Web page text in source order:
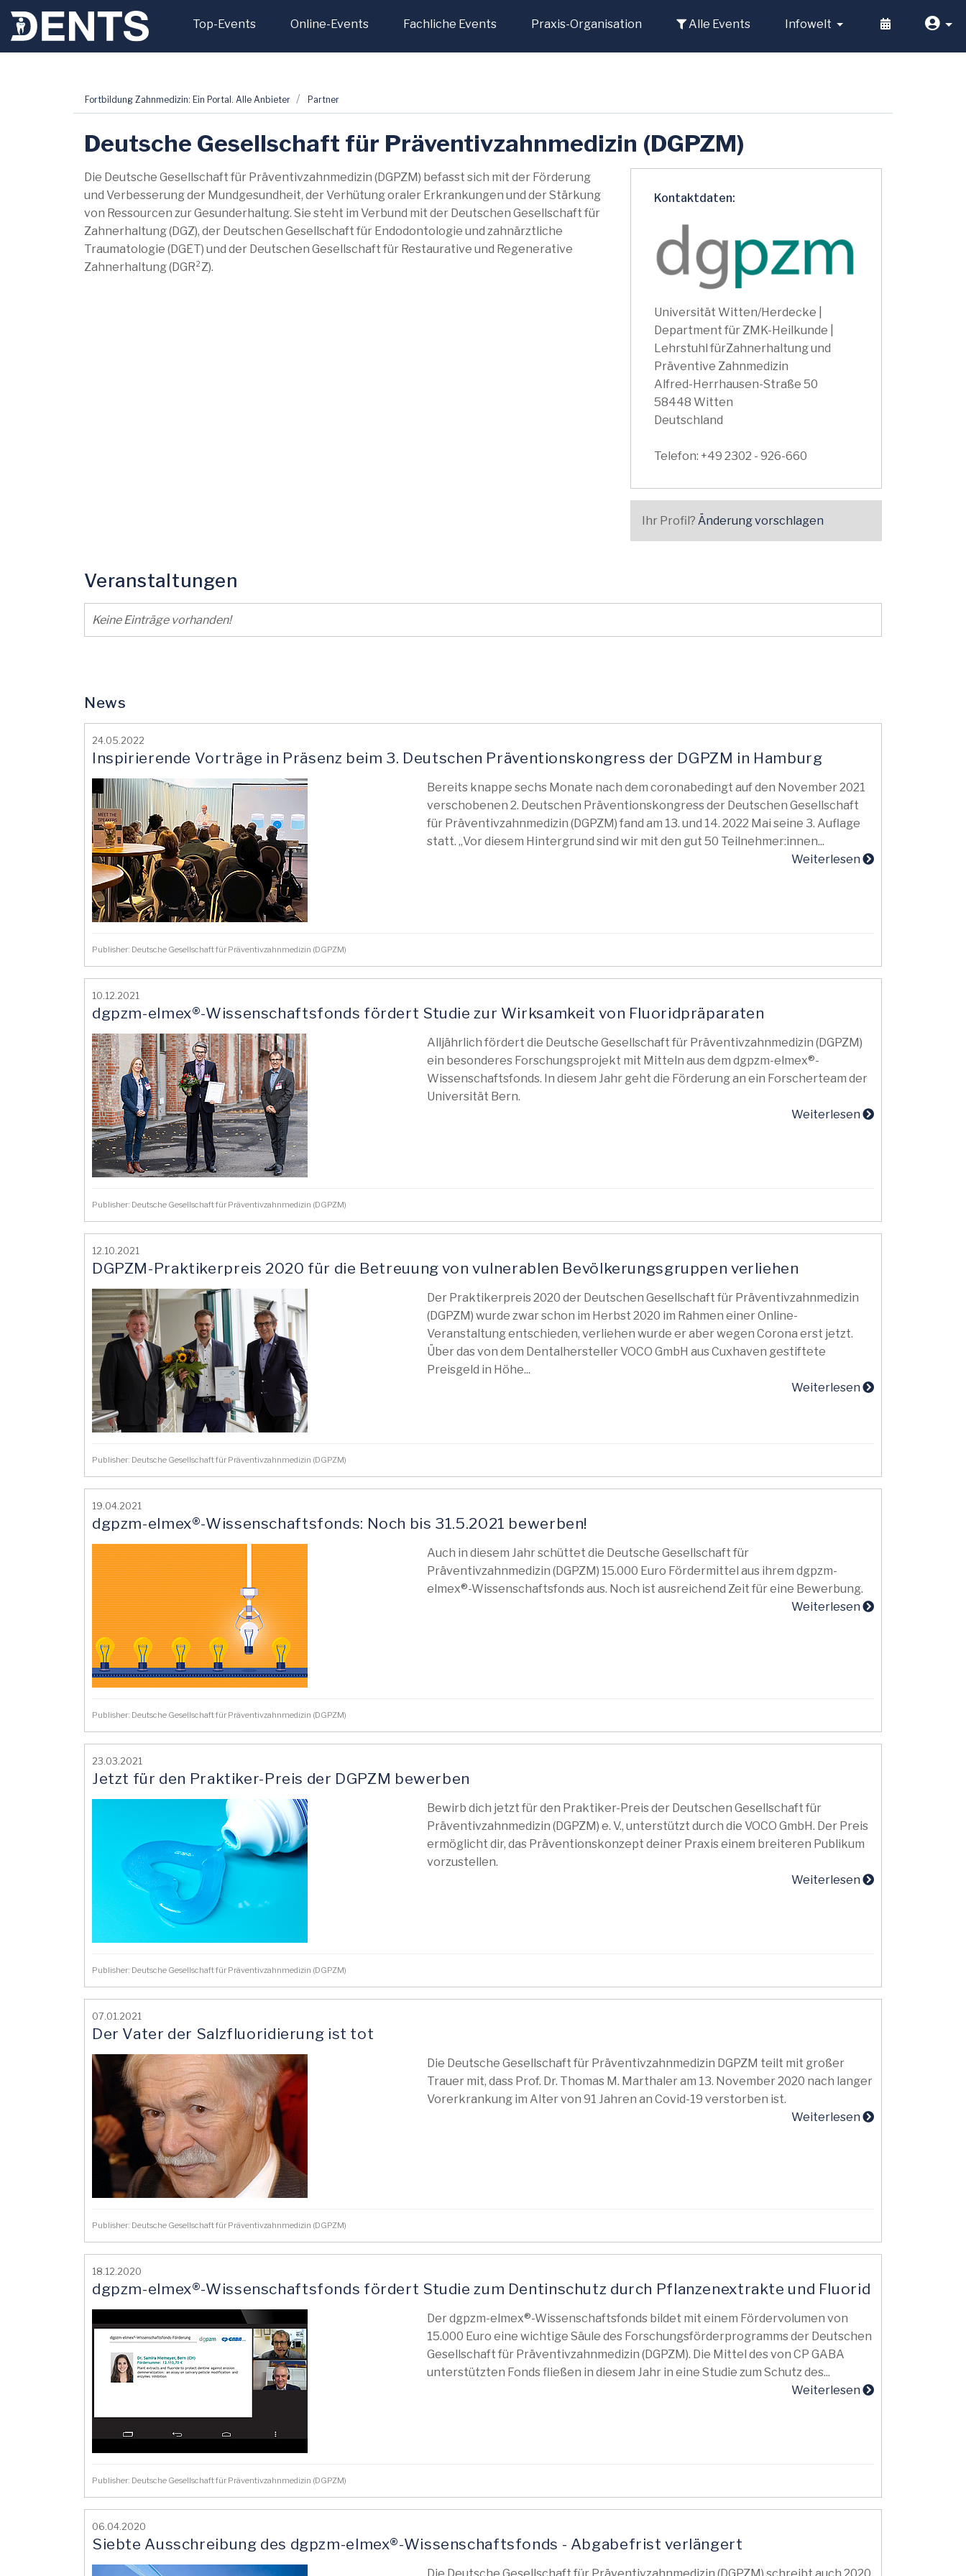
Top-Events Online-Events Fachliche Events Praxis-Organisation Alle Events Infowelt
Fortbildung Zahnmedizin: Ein Portal. Alle Anbieter Partner
Deutsche Gesellschaft für Präventivzahnmedizin (DGPZM)
Die Deutsche Gesellschaft für Präventivzahnmedizin (DGPZM) befasst sich mit der Förderung
und Verbesserung der Mundgesundheit, der Verhütung oraler Erkrankungen und der Stärkung
von Ressourcen zur Gesunderhaltung. Sie steht im Verbund mit der Deutschen Gesellschaft für
Zahnerhaltung (DGZ), der Deutschen Gesellschaft für Endodontologie und zahnärztliche
Traumatologie (DGET) und der Deutschen Gesellschaft für Restaurative und Regenerative
Zahnerhaltung (DGR²Z).
Kontaktdaten:
Universität Witten/Herdecke |
Department für ZMK-Heilkunde |
Lehrstuhl fürZahnerhaltung und
Präventive Zahnmedizin
Alfred-Herrhausen-Straße 50
58448 Witten
Deutschland
Telefon: +49 2302 - 926-660
Ihr Profil? Änderung vorschlagen
Veranstaltungen
Keine Einträge vorhanden!
News
24.05.2022
Inspirierende Vorträge in Präsenz beim 3. Deutschen Präventionskongress der DGPZM in Hamburg
Bereits knappe sechs Monate nach dem coronabedingt auf den November 2021
verschobenen 2. Deutschen Präventionskongress der Deutschen Gesellschaft
für Präventivzahnmedizin (DGPZM) fand am 13. und 14. 2022 Mai seine 3. Auflage
statt. „Vor diesem Hintergrund sind wir mit den gut 50 Teilnehmer:innen...
Weiterlesen
Publisher: Deutsche Gesellschaft für Präventivzahnmedizin (DGPZM)
10.12.2021
dgpzm-elmex®-Wissenschaftsfonds fördert Studie zur Wirksamkeit von Fluoridpräparaten
Alljährlich fördert die Deutsche Gesellschaft für Präventivzahnmedizin (DGPZM)
ein besonderes Forschungsprojekt mit Mitteln aus dem dgpzm-elmex®-
Wissenschaftsfonds. In diesem Jahr geht die Förderung an ein Forscherteam der
Universität Bern.
Weiterlesen
Publisher: Deutsche Gesellschaft für Präventivzahnmedizin (DGPZM)
12.10.2021
DGPZM-Praktikerpreis 2020 für die Betreuung von vulnerablen Bevölkerungsgruppen verliehen
Der Praktikerpreis 2020 der Deutschen Gesellschaft für Präventivzahnmedizin
(DGPZM) wurde zwar schon im Herbst 2020 im Rahmen einer Online-
Veranstaltung entschieden, verliehen wurde er aber wegen Corona erst jetzt.
Über das von dem Dentalhersteller VOCO GmbH aus Cuxhaven gestiftete
Preisgeld in Höhe...
Weiterlesen
Publisher: Deutsche Gesellschaft für Präventivzahnmedizin (DGPZM)
19.04.2021
dgpzm-elmex®-Wissenschaftsfonds: Noch bis 31.5.2021 bewerben!
Auch in diesem Jahr schüttet die Deutsche Gesellschaft für
Präventivzahnmedizin (DGPZM) 15.000 Euro Fördermittel aus ihrem dgpzm-
elmex®-Wissenschaftsfonds aus. Noch ist ausreichend Zeit für eine Bewerbung.
Weiterlesen
Publisher: Deutsche Gesellschaft für Präventivzahnmedizin (DGPZM)
23.03.2021
Jetzt für den Praktiker-Preis der DGPZM bewerben
Bewirb dich jetzt für den Praktiker-Preis der Deutschen Gesellschaft für
Präventivzahnmedizin (DGPZM) e. V., unterstützt durch die VOCO GmbH. Der Preis
ermöglicht dir, das Präventionskonzept deiner Praxis einem breiteren Publikum
vorzustellen.
Weiterlesen
Publisher: Deutsche Gesellschaft für Präventivzahnmedizin (DGPZM)
07.01.2021
Der Vater der Salzfluoridierung ist tot
Die Deutsche Gesellschaft für Präventivzahnmedizin DGPZM teilt mit großer
Trauer mit, dass Prof. Dr. Thomas M. Marthaler am 13. November 2020 nach langer
Vorerkrankung im Alter von 91 Jahren an Covid-19 verstorben ist.
Weiterlesen
Publisher: Deutsche Gesellschaft für Präventivzahnmedizin (DGPZM)
18.12.2020
dgpzm-elmex®-Wissenschaftsfonds fördert Studie zum Dentinschutz durch Pflanzenextrakte und Fluorid
Der dgpzm-elmex®-Wissenschaftsfonds bildet mit einem Fördervolumen von
15.000 Euro eine wichtige Säule des Forschungsförderprogramms der Deutschen
Gesellschaft für Präventivzahnmedizin (DGPZM). Die Mittel des von CP GABA
unterstützten Fonds fließen in diesem Jahr in eine Studie zum Schutz des...
Weiterlesen
Publisher: Deutsche Gesellschaft für Präventivzahnmedizin (DGPZM)
06.04.2020
Siebte Ausschreibung des dgpzm-elmex®-Wissenschaftsfonds - Abgabefrist verlängert